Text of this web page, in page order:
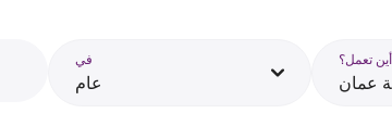
في
عام
أين تعمل؟
عمان